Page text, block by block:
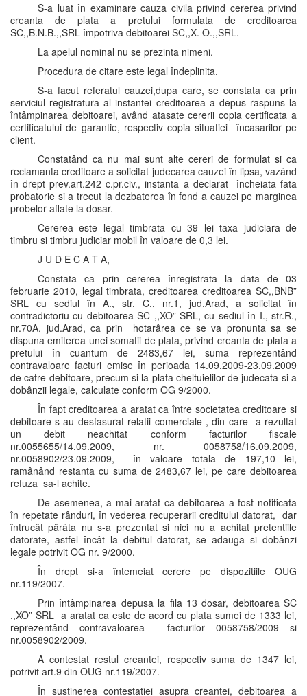
S-a luat în examinare cauza civila privind cererea privind
creanta de plata a pretului formulata de creditoarea
SC,,B.N.B.,,SRL împotriva debitoarei SC,,X. O.,,SRL.
La apelul nominal nu se prezinta nimeni.
Procedura de citare este legal îndeplinita.
S-a facut referatul cauzei,dupa care, se constata ca prin
serviciul registratura al instantei creditoarea a depus raspuns la
întâmpinarea debitoarei, având atasate cererii copia certificata a
certificatului de garantie, respectiv copia situatiei încasarilor pe
client.
Constatând ca nu mai sunt alte cereri de formulat si ca
reclamanta creditoare a solicitat judecarea cauzei în lipsa, vazând
în drept prev.art.242 c.pr.civ., instanta a declarat încheiata fata
probatorie si a trecut la dezbaterea în fond a cauzei pe marginea
probelor aflate la dosar.
Cererea este legal timbrata cu 39 lei taxa judiciara de
timbru si timbru judiciar mobil în valoare de 0,3 lei.
J U D E C A T A,
Constata ca prin cererea înregistrata la data de 03
februarie 2010, legal timbrata, creditoarea creditoarea SC,,BNB”
SRL cu sediul în A., str. C., nr.1, jud.Arad, a solicitat în
contradictoriu cu debitoarea SC ,,XO” SRL, cu sediul în I., str.R.,
nr.70A, jud.Arad, ca prin hotarârea ce se va pronunta sa se
dispuna emiterea unei somatii de plata, privind creanta de plata a
pretului în cuantum de 2483,67 lei, suma reprezentând
contravaloare facturi emise în perioada 14.09.2009-23.09.2009
de catre debitoare, precum si la plata cheltuielilor de judecata si a
dobânzii legale, calculate conform OG 9/2000.
În fapt creditoarea a aratat ca între societatea creditoare si
debitoare s-au desfasurat relatii comerciale , din care a rezultat
un debit neachitat conform facturilor fiscale
nr.0055655/14.09.2009, nr. 0058758/16.09.2009,
nr.0058902/23.09.2009, în valoare totala de 197,10 lei,
ramânând restanta cu suma de 2483,67 lei, pe care debitoarea
refuza sa-l achite.
De asemenea, a mai aratat ca debitoarea a fost notificata
în repetate rânduri, în vederea recuperarii creditului datorat, dar
întrucât pârâta nu s-a prezentat si nici nu a achitat pretentiile
datorate, astfel încât la debitul datorat, se adauga si dobânzi
legale potrivit OG nr. 9/2000.
În drept si-a întemeiat cerere pe dispozitiile OUG
nr.119/2007.
Prin întâmpinarea depusa la fila 13 dosar, debitoarea SC
,,XO” SRL a aratat ca este de acord cu plata sumei de 1333 lei,
reprezentând contravaloarea facturilor 0058758/2009 si
nr.0058902/2009.
A contestat restul creantei, respectiv suma de 1347 lei,
potrivit art.9 din OUG nr.119/2007.
În sustinerea contestatiei asupra creantei, debitoarea a